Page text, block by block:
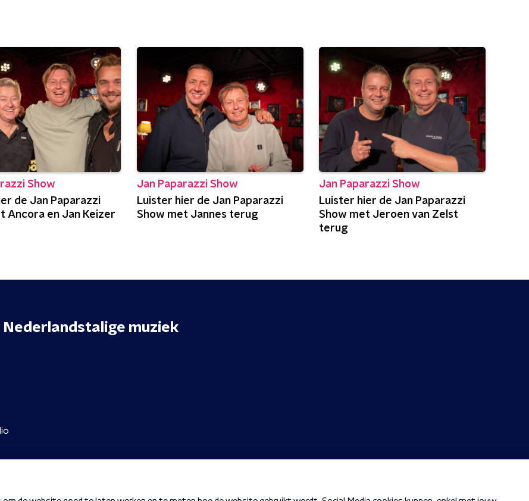
Show
de Jan Paparazzi
Ancora en Jan Keizer
Jan Paparazzi Show
Luister hier de Jan Paparazzi
Show met Jannes terug
Jan Paparazzi Show
Luister hier de Jan Paparazzi
Show met Jeroen van Zelst
terug
Nederlandstalige muziek